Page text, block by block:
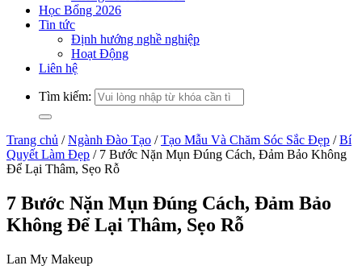
Học Bổng 2026
Tin tức
Định hướng nghề nghiệp
Hoạt Động
Liên hệ
Tìm kiếm:
Trang chủ / Ngành Đào Tạo / Tạo Mẫu Và Chăm Sóc Sắc Đẹp / Bí
Quyết Làm Đẹp / 7 Bước Nặn Mụn Đúng Cách, Đảm Bảo Không
Để Lại Thâm, Sẹo Rỗ
7 Bước Nặn Mụn Đúng Cách, Đảm Bảo
Không Để Lại Thâm, Sẹo Rỗ
Lan My Makeup